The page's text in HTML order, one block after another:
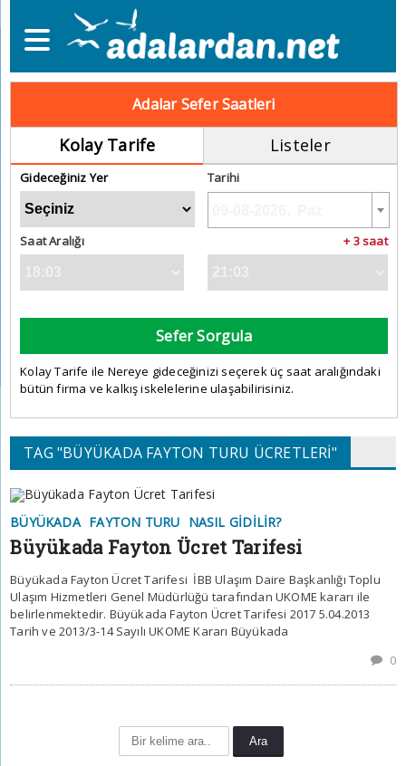
Adalar Sefer Saatleri
Kolay Tarife Listeler
Gideceğiniz Yer Tarihi
Saat Aralığı + 3 saat
Sefer Sorgula
Kolay Tarife ile Nereye gideceğinizi seçerek üç saat aralığındaki
bütün firma ve kalkış iskelelerine ulaşabilirisiniz.
TAG "BÜYÜKADA FAYTON TURU ÜCRETLERI"
BÜYÜKADA FAYTON TURU NASIL GIDILIR?
Büyükada Fayton Ücret Tarifesi
Büyükada Fayton Ücret Tarifesi İBB Ulaşım Daire Başkanlığı Toplu
Ulaşım Hizmetleri Genel Müdürlüğü tarafından UKOME kararı ile
belirlenmektedir. Büyükada Fayton Ücret Tarifesi 2017 5.04.2013
Tarih ve 2013/3-14 Sayılı UKOME Kararı Büyükada
0